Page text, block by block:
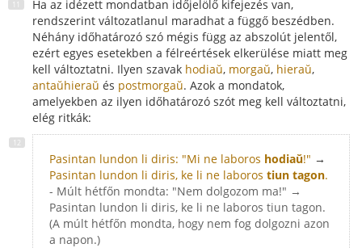
Ha az idézett mondatban időjelölő kifejezés van,
rendszerint változatlanul maradhat a függő beszédben.
Néhány időhatározó szó mégis függ az abszolút jelentől,
ezért egyes esetekben a félreértések elkerülése miatt meg
kell változtatni. Ilyen szavak hodiaŭ, morgaŭ, hieraŭ,
antaŭhieraŭ és postmorgaŭ. Azok a mondatok,
amelyekben az ilyen időhatározó szót meg kell változtatni,
elég ritkák:
Pasintan lundon li diris: "Mi ne laboros hodiaŭ!" →
Pasintan lundon li diris, ke li ne laboros tiun tagon.
- Múlt hétfőn mondta: "Nem dolgozom ma!" →
Pasintan lundon li diris, ke li ne laboros tiun tagon.
(A múlt hétfőn mondta, hogy nem fog dolgozni azon
a napon.)